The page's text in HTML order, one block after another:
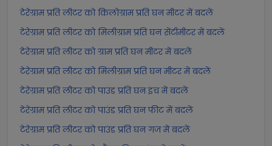
टेरेग्राम प्रति लीटर को किलोग्राम प्रति घन मीटर में बदलें
टेरेग्राम प्रति लीटर को मिलीग्राम प्रति घन सेंटीमीटर में बदलें
टेरेग्राम प्रति लीटर को ग्राम प्रति घन मीटर में बदलें
टेरेग्राम प्रति लीटर को मिलीग्राम प्रति घन मीटर में बदलें
टेरेग्राम प्रति लीटर को पाउंड प्रति घन इंच में बदलें
टेरेग्राम प्रति लीटर को पाउंड प्रति घन फीट में बदलें
टेरेग्राम प्रति लीटर को पाउंड प्रति घन गज में बदलें